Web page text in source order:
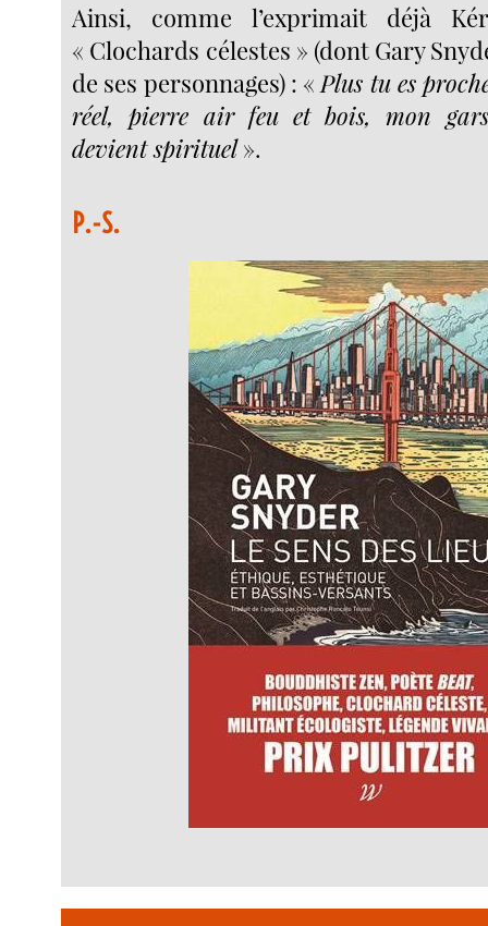
Ainsi, comme l’exprimait déjà
« Clochards célestes » (dont Gary
de ses personnages) : «Plus tu es
réel, pierre air feu et bois, mon
devient spirituel».
P.-S.